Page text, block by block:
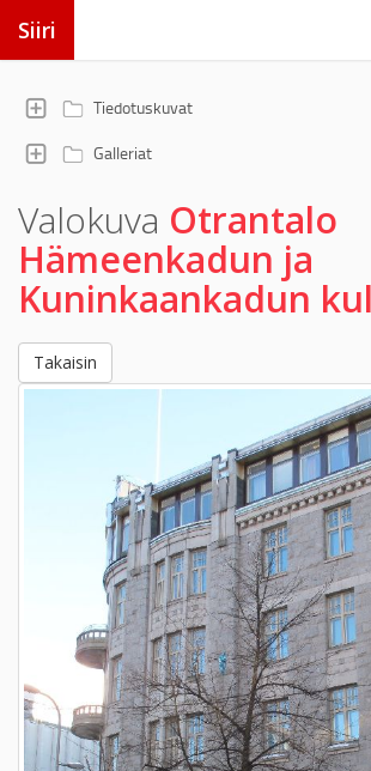
Siiri
Tiedotuskuvat
Galleriat
Valokuva Otrantalo
Hämeenkadun ja
Kuninkaankadun
Takaisin